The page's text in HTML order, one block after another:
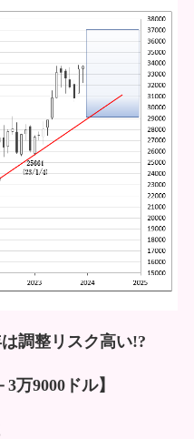
調整リスク高い!?
万9000ドル】